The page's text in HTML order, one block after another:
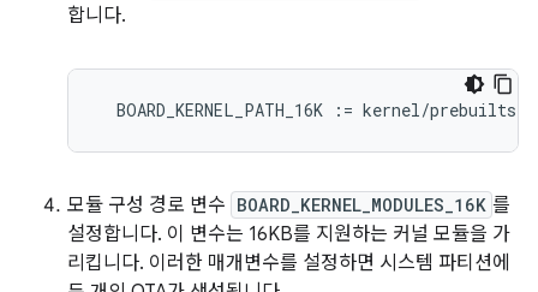
합니다.
BOARD_KERNEL_PATH_16K : = kernel/prebuilts/
모듈 구성 경로 변수 BOARD_KERNEL_MODULES_16K 를
설정합니다. 이 변수는 16KB를 지원하는 커널 모듈을 가
리킵니다. 이러한 매개변수를 설정하면 시스템 파티션에